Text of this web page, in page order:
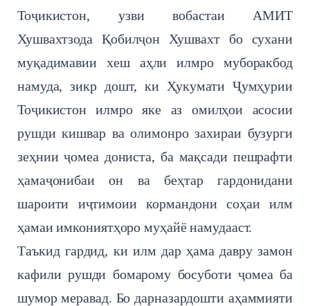
Тоҷикистон, узви вобастаи АМИТ
Хушвахтзода Қобилҷон Хушвахт бо сухани
муқадимавии хеш аҳли илмро муборакбод
намуда, зикр дошт, ки Ҳукумати Ҷумҳурии
Тоҷикистон илмро яке аз омилҳои асосии
рушди кишвар ва олимонро захираи бузурги
зеҳнии ҷомеа дониста, ба мақсади пешрафти
ҳамаҷонибаи он ва беҳтар гардонидани
шароити иҷтимоии кормандони соҳаи илм
ҳамаи имкониятҳоро муҳайё намудааст.
Таъкид гардид, ки илм дар ҳама давру замон
кафили рушди бомарому босуботи ҷомеа ба
шумор меравад. Бо дарназардошти аҳаммияти